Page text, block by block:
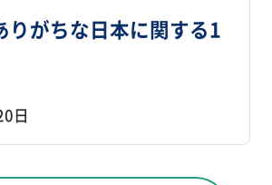
りがちな日本に関する1
日